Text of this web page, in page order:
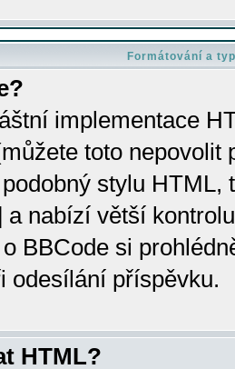
Formátování a
implementace
toto
stylu HTML,
a nabízí větší
BBCode si
odesílání příspěvku.
HTML?